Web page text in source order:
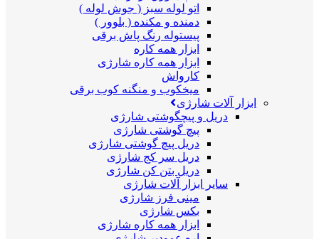
اتو لوله سبز ( جوش لوله )
دمنده و مکنده ( بلوور )
پیستوله رنگ پاش برقی
ابزار همه کاره
ابزار همه کاره شارژی
کارواش
میخکوب و منگنه کوب برقی
ابزار آلات شارژی
دریل و پیچگوشتی شارژی
پیچ گوشتی شارژی
دریل پیچ گوشتی شارژی
دریل سر کج شارژی
دریل بتن کن شارژی
سایر ابزار آلات شارژی
مینی فرز شارژی
بکس شارژی
ابزار همه کاره شارژی